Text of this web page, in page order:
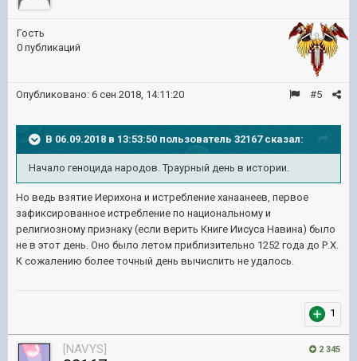
Гость
0 публикаций
#5
Опубликовано: 6 сен 2018, 14:11:20
В 06.09.2018 в 13:53:50 пользователь 32167сказал:
Начало геноцида народов. Траурный день в истории.
Но ведь взятие Иерихона и истребление ханаанеев, первое
зафиксированное истребление по национальному и
религиозному признаку (если верить Книге Иисуса Навина) было
не в этот день. Оно было летом приблизительно 1252 года до Р.Х.
К сожалению более точный день вычислить не удалось.
1
2 345
[NAVYS]